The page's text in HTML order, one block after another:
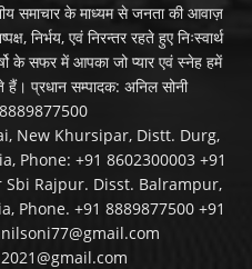
समाचार के माध्यम से जनता की आवाज़
निर्भय, एवं निरन्तर रहते हुए निःस्वार्थ
के सफर में आपका जो प्यार एवं स्नेह हमें
प्रधान सम्पादक: अनिल सोनी
New Khursipar, Distt. Durg,
Phone: +91 8602300003 +91
Sbi Rajpur. Disst. Balrampur,
Phone. +91 8889877500 +91